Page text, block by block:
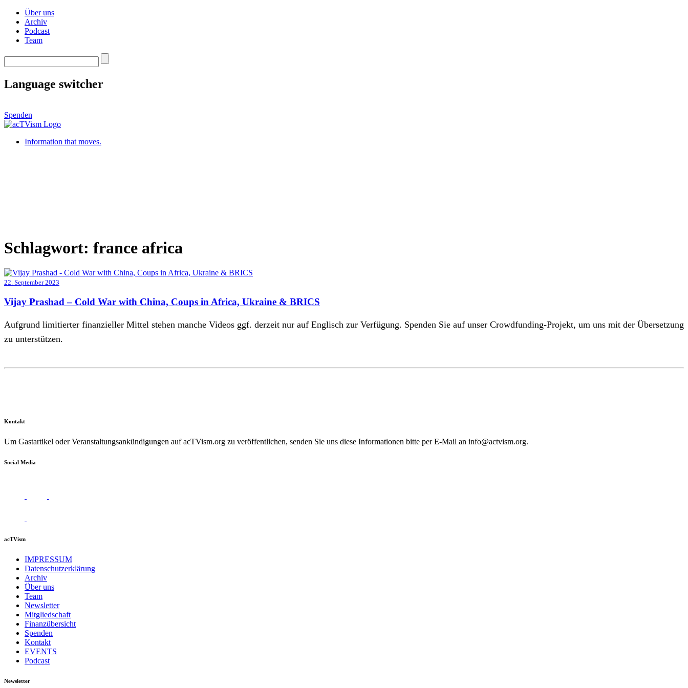
Über uns
Archiv
Podcast
Team
Language switcher
Spenden
Information that moves.
Schlagwort: france africa
22. September 2023
Vijay Prashad – Cold War with China, Coups in Africa, Ukraine & BRICS
Aufgrund limitierter finanzieller Mittel stehen manche Videos ggf. derzeit nur auf Englisch zur Verfügung. Spenden Sie auf unser Crowdfunding-Projekt, um uns mit der Übersetzung
zu unterstützen.
Kontakt
Um Gastartikel oder Veranstaltungsankündigungen auf acTVism.org zu veröffentlichen, senden Sie uns diese Informationen bitte per E-Mail an info@actvism.org.
Social Media
acTVism
IMPRESSUM
Datenschutzerklärung
Archiv
Über uns
Team
Newsletter
Mitgliedschaft
Finanzübersicht
Spenden
Kontakt
EVENTS
Podcast
Newsletter